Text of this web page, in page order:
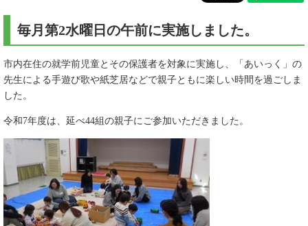
毎月第2水曜日の午前に実施しました。
市内在住の就学前児童とその保護者を対象に実施し、「あいっく」の
先生による手遊び歌や紙芝居などで親子ともに楽しい時間を過ごしま
した。
令和7年度は、延べ44組の親子にご参加いただきました。